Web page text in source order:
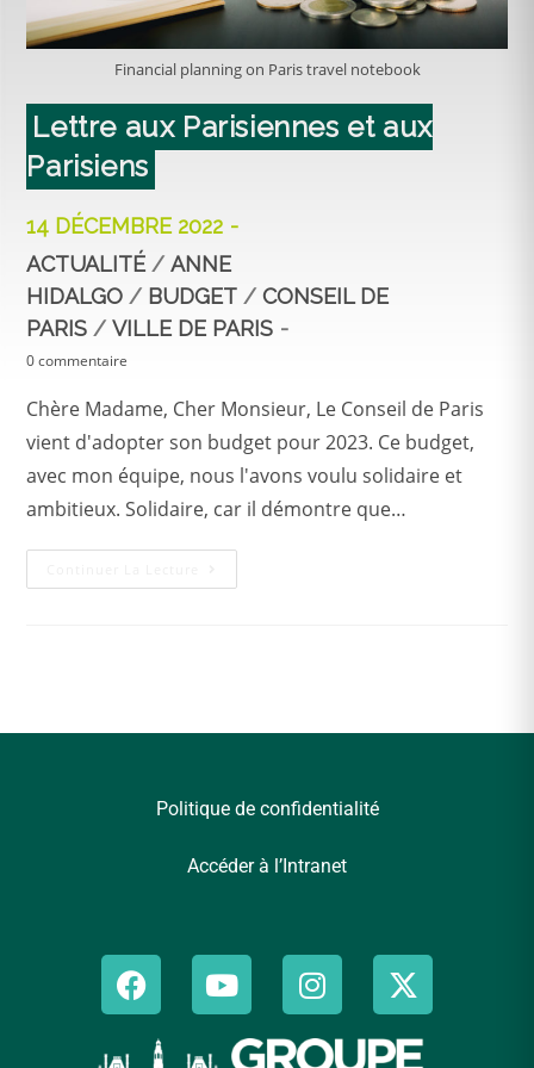
Financial planning on Paris travel notebook
Lettre aux Parisiennes et aux
Parisiens
14 DÉCEMBRE 2022
ACTUALITÉ / ANNE
HIDALGO / BUDGET / CONSEIL DE
PARIS / VILLE DE PARIS
0 commentaire
Chère Madame, Cher Monsieur, Le Conseil de Paris
vient d'adopter son budget pour 2023. Ce budget,
avec mon équipe, nous l'avons voulu solidaire et
ambitieux. Solidaire, car il démontre que…
Politique de confidentialité
Accéder à l’Intranet